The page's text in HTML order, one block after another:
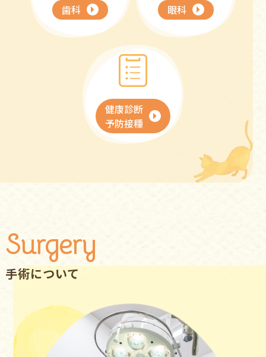
歯科 眼科
健康診断
予防接種
Surgery
⼿術について